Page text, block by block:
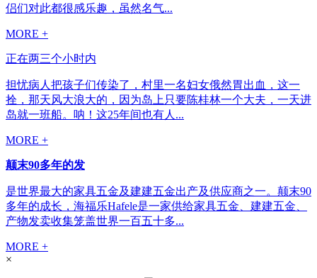
侣们对此都很感乐趣，虽然名气...
MORE +
正在两三个小时内
担忧病人把孩子们传染了，村里一名妇女俄然胃出血，这一
拴，那天风大浪大的，因为岛上只要陈桂林一个大夫，一天进
岛就一班船。呐！这25年间也有人...
MORE +
颠末90多年的发
是世界最大的家具五金及建建五金出产及供应商之一。颠末90
多年的成长，海福乐Hafele是一家供给家具五金、建建五金、
产物发卖收集笼盖世界一百五十多...
MORE +
×